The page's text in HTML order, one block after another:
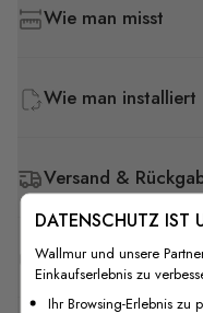
Wie man misst
Wie man installiert
Versand &
F.A.Q
DATENSCHUTZ IST
Wallmur und unsere
Einkaufserlebnis zu
Ihr Browsing-Erlebnis zu